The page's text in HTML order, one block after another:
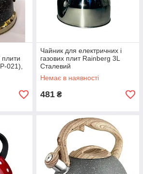
плити
021),
Чайник для електричних і
газових плит Rainberg 3L
Сталевий
Немає в наявності
481 ₴